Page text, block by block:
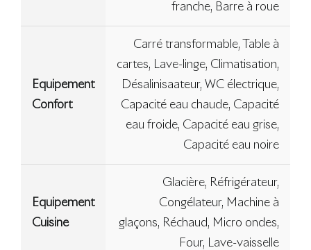
franche, Barre à roue
Equipement
Confort
Carré transformable, Table à
cartes, Lave-linge, Climatisation,
Désalinisaateur, WC électrique,
Capacité eau chaude, Capacité
eau froide, Capacité eau grise,
Capacité eau noire
Equipement
Cuisine
Glacière, Réfrigérateur,
Congélateur, Machine à
glaçons, Réchaud, Micro ondes,
Four, Lave-vaisselle